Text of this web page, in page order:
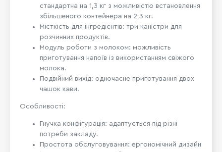
стандартна на 1,3 кг з можливістю встановлення
збільшеного контейнера на 2,3 кг.
Місткість для інгредієнтів: три каністри для
розчинних продуктів.
Модуль роботи з молоком: можливість
приготування напоїв із використанням свіжого
молока.
Подвійний вихід: одночасне приготування двох
чашок кави.
Особливості:
Гнучка конфігурація: адаптується під різні
потреби закладу.
Простота обслуговування: ергономічний дизайн